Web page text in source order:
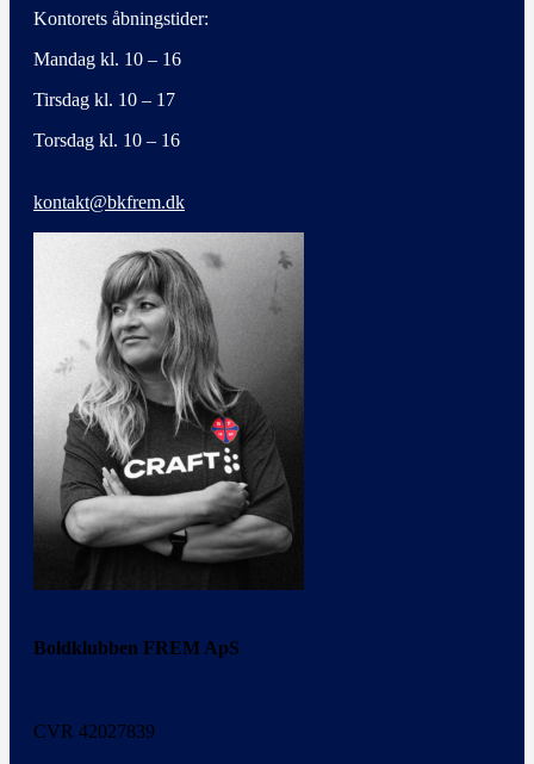
Kontorets åbningstider:
Mandag kl. 10 – 16
Tirsdag kl. 10 – 17
Torsdag kl. 10 – 16
kontakt@bkfrem.dk
Boldklubben FREM ApS
CVR 42027839